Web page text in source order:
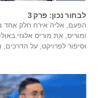
לבחור נכון: פרק 3
הפעם, אליה אירח חלק אחד
ומוריס, את מוריס
וסיפור לפרויקט, על הדרכים,